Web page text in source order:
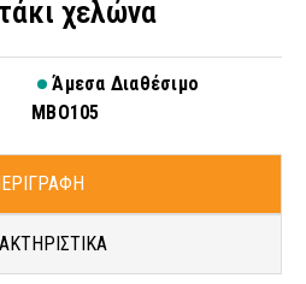
χελώνα
Άμεσα Διαθέσιμο
MBO105